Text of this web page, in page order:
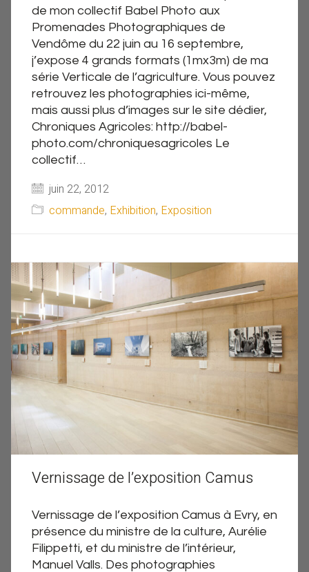
de mon collectif Babel Photo aux
Promenades Photographiques de
Vendôme du 22 juin au 16 septembre,
j’expose 4 grands formats (1mx3m) de ma
série Verticale de l’agriculture. Vous pouvez
retrouvez les photographies ici-même,
mais aussi plus d’images sur le site dédier,
Chroniques Agricoles: http://babel-
photo.com/chroniquesagricoles Le
collectif…
juin 22, 2012
commande, Exhibition, Exposition
Vernissage de l’exposition Camus
Vernissage de l’exposition Camus à Evry, en
présence du ministre de la culture, Aurélie
Filippetti, et du ministre de l’intérieur,
Manuel Valls. Des photographies